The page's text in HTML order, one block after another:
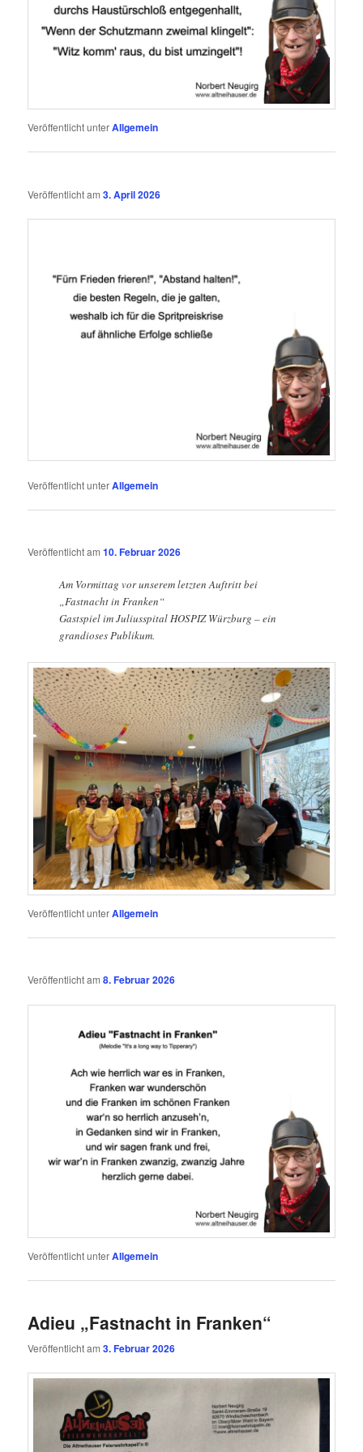
Veröffentlicht unterAllgemein
Veröffentlicht am3. April 2026
Veröffentlicht unterAllgemein
Veröffentlicht am10. Februar 2026
Am Vormittag vor unserem letzten Auftritt bei
„Fastnacht in Franken“
Gastspiel im Juliusspital HOSPIZ Würzburg – ein
grandioses Publikum.
Veröffentlicht unterAllgemein
Veröffentlicht am8. Februar 2026
Veröffentlicht unterAllgemein
Adieu „Fastnacht in Franken“
Veröffentlicht am3. Februar 2026